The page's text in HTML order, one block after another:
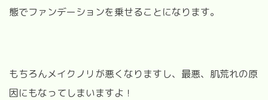
態でファンデーションを乗せることになります。
もちろんメイクノリが悪くなりますし、最悪、肌荒れの原
因にもなってしまいますよ！